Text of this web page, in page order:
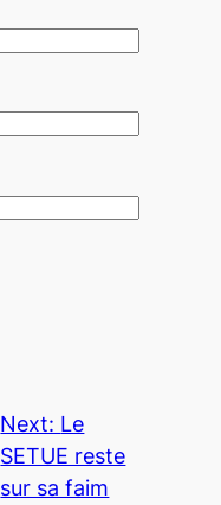
Next: Le
SETUE reste
sur sa faim